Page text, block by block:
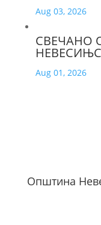
Aug 03, 2026
СВЕЧАНО
Aug 01, 2026
Општина